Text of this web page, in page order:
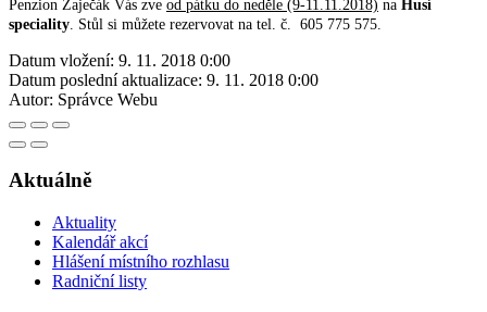
Penzion Zaječák Vás zve od pátku do neděle (9-11.11.2018) na Husí
speciality . Stůl si můžete rezervovat na tel. č. 605 775 575.
Datum vložení: 9. 11. 2018 0:00
Datum poslední aktualizace: 9. 11. 2018 0:00
Autor: Správce Webu
Aktuálně
Aktuality
Kalendář akcí
Hlášení místního rozhlasu
Radniční listy